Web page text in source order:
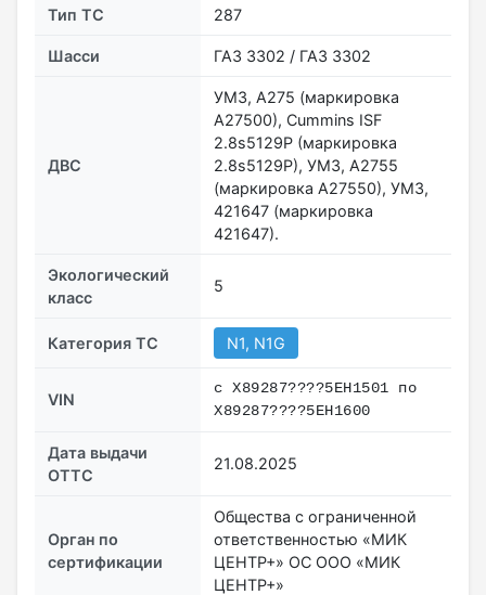
Тип ТС 287
Шасси ГАЗ 3302 / ГАЗ 3302
ДВС
УМЗ, А275 (маркировка
А27500), Cummins ISF
2.8s5129P (маркировка
2.8s5129P), УМЗ, А2755
(маркировка А27550), УМЗ,
421647 (маркировка
421647).
Экологический
класс
5
Категория ТС N1, N1G
VIN
с X89287????5EH1501 по
X89287????5EH1600
Дата выдачи
ОТТС
21.08.2025
Орган по
сертификации
Общества с ограниченной
ответственностью «МИК
ЦЕНТР+» ОС ООО «МИК
ЦЕНТР+»